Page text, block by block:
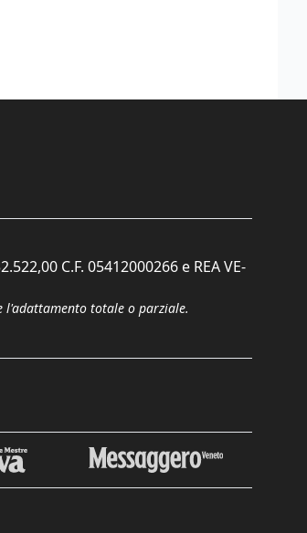
C.F. 05412000266 e REA VE-
l'adattamento totale o parziale.